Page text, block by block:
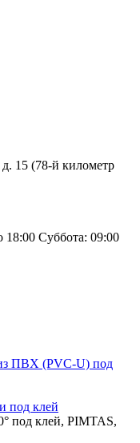
15 (78-й километр
Суббота: 09:00
ПВХ (PVC-U) под
под клей
под клей, PIMTAS,